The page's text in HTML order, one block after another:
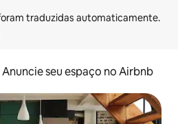
Anuncie seu espaço no Airbnb